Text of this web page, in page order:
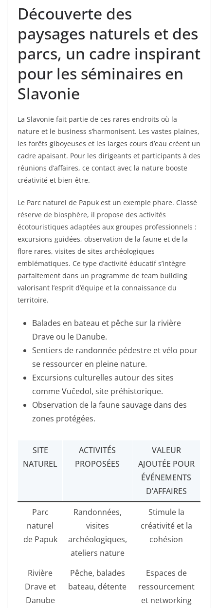
Découverte des
paysages naturels et des
parcs, un cadre inspirant
pour les séminaires en
Slavonie
La Slavonie fait partie de ces rares endroits où la
nature et le business s’harmonisent. Les vastes plaines,
les forêts giboyeuses et les larges cours d’eau créent un
cadre apaisant. Pour les dirigeants et participants à des
réunions d’affaires, ce contact avec la nature booste
créativité et bien-être.
Le Parc naturel de Papuk est un exemple phare. Classé
réserve de biosphère, il propose des activités
écotouristiques adaptées aux groupes professionnels :
excursions guidées, observation de la faune et de la
flore rares, visites de sites archéologiques
emblématiques. Ce type d’activité éducatif s’intègre
parfaitement dans un programme de team building
valorisant l’esprit d’équipe et la connaissance du
territoire.
Balades en bateau et pêche sur la rivière
Drave ou le Danube.
Sentiers de randonnée pédestre et vélo pour
se ressourcer en pleine nature.
Excursions culturelles autour des sites
comme Vučedol, site préhistorique.
Observation de la faune sauvage dans des
zones protégées.
SITE
NATUREL
ACTIVITÉS
PROPOSÉES
VALEUR
AJOUTÉE POUR
ÉVÉNEMENTS
D’AFFAIRES
Parc
naturel
de Papuk
Randonnées,
visites
archéologiques,
ateliers nature
Stimule la
créativité et la
cohésion
Rivière
Drave et
Danube
Pêche, balades
bateau, détente
Espaces de
ressourcement
et networking